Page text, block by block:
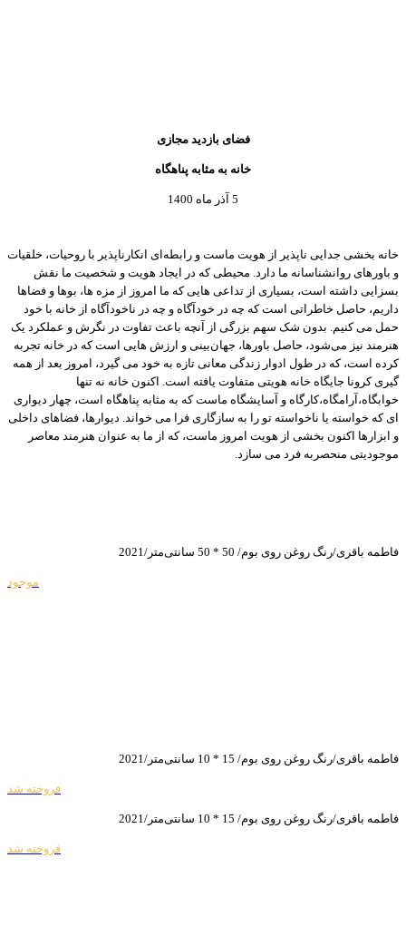
فضای بازدید مجازی
خانه به مثابه پناهگاه
5 آذر ماه 1400
خانه بخشی جدایی ناپذیر از هویت ماست و رابطه‌ای انکارناپذیر با روحیات، خلقیات
و باورهای روانشناسانه ما دارد. محیطی که در ایجاد هویت و شخصیت ما نقش
بسزایی داشته است، بسیاری از تداعی هایی که ما امروز از مزه ها، بوها و فضاها
داریم، حاصل خاطراتی است که چه در خودآگاه و چه در ناخودآگاه از خانه با خود
حمل می کنیم. بدون شک سهم بزرگی از آنچه باعث تفاوت در نگرش و عملکرد یک
هنرمند نیز می‌شود، حاصل باورها، جهان‌بینی و ارزش هایی است که در خانه تجربه
کرده است، که در طول ادوار زندگی معانی تازه به خود می گیرد، امروز بعد از همه
گیری کرونا جایگاه خانه هویتی متفاوت یافته است. اکنون خانه نه تنها
خوابگاه،آرامگاه،کارگاه و آسایشگاه ماست که به مثابه پناهگاه است، چهار دیواری
ای که خواسته یا ناخواسته تو را به سازگاری فرا می خواند. دیوارها، فضاهای داخلی
و ابزارها اکنون بخشی از هویت امروز ماست، که از ما به عنوان هنرمند معاصر
موجودیتی منحصربه ‌فرد می سازد.
فاطمه باقری/رنگ روغن روی بوم/ 50 * 50 سانتی‌متر/2021
موجود
فاطمه باقری/رنگ روغن روی بوم/ 15 * 10 سانتی‌متر/2021
فروخته شد
فاطمه باقری/رنگ روغن روی بوم/ 15 * 10 سانتی‌متر/2021
فروخته شد